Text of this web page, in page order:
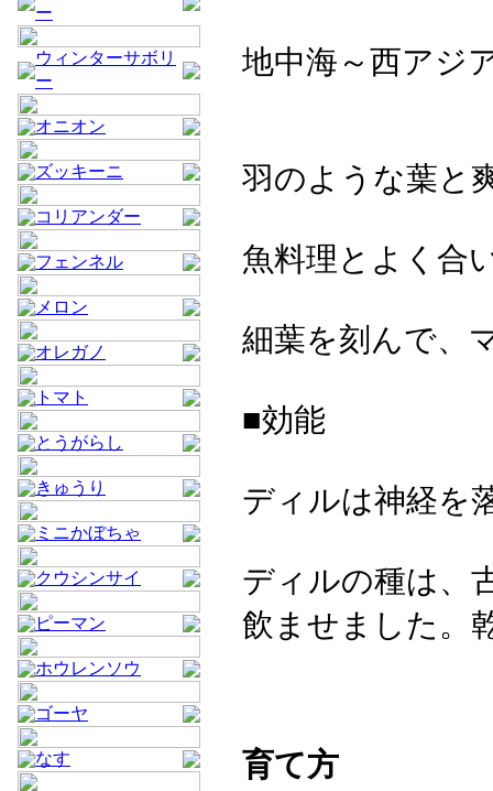
ー
ウィンターサボリ
ー
オニオン
ズッキーニ
コリアンダー
フェンネル
メロン
オレガノ
トマト
とうがらし
きゅうり
ミニかぼちゃ
クウシンサイ
ピーマン
ホウレンソウ
ゴーヤ
なす
地中海～西アジ
羽のような葉と
魚料理とよく合
細葉を刻んで、
■効能
ディルは神経を
ディルの種は、
飲ませました。
育て方